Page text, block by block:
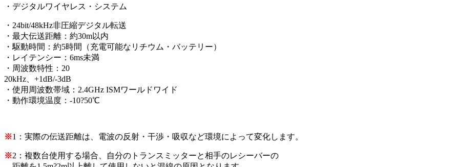
・デジタルワイヤレス・システム
・24bit/48kHz非圧縮デジタル転送
・最大伝送距離：約30m以内
・駆動時間：約5時間（充電可能なリチウム・バッテリー）
・レイテンシー：6ms未満
・周波数特性：20
20kHz、+1dB/-3dB
・使用周波数帯域：2.4GHz ISMワールドワイド
・動作環境温度：-10?50℃
※1：実際の伝送距離は、電波の反射・干渉・吸収など環境によって変化します。
※2：複数台使用する場合、自分のトランスミッターと相手のレシーバーの